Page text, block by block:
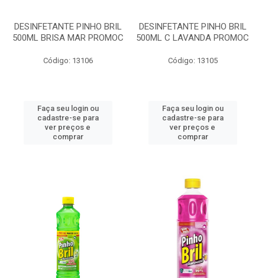
DESINFETANTE PINHO BRIL
500ML BRISA MAR PROMOC
Código: 13106
Faça seu login ou
cadastre-se para
ver preços e
comprar
DESINFETANTE PINHO BRIL
500ML C LAVANDA PROMOC
Código: 13105
Faça seu login ou
cadastre-se para
ver preços e
comprar